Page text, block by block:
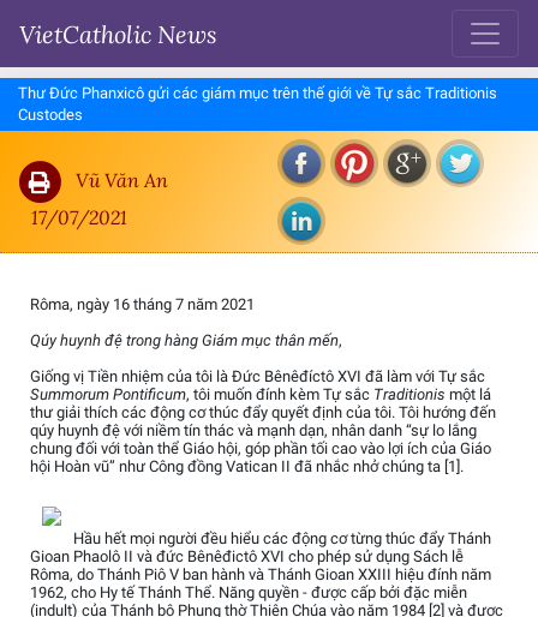
VietCatholic News
Thư Đức Phanxicô gửi các giám mục trên thế giới về Tự sắc Traditionis
Custodes
Vũ Văn An
17/07/2021
Rôma, ngày 16 tháng 7 năm 2021
Qúy huynh đệ trong hàng Giám mục thân mến,
Giống vị Tiền nhiệm của tôi là Đức Bênêđíctô XVI đã làm với Tự sắc
Summorum Pontificum, tôi muốn đính kèm Tự sắc Traditionis một lá
thư giải thích các động cơ thúc đẩy quyết định của tôi. Tôi hướng đến
qúy huynh đệ với niềm tín thác và mạnh dạn, nhân danh “sự lo lắng
chung đối với toàn thể Giáo hội, góp phần tối cao vào lợi ích của Giáo
hội Hoàn vũ” như Công đồng Vatican II đã nhắc nhở chúng ta [1].
Hầu hết mọi người đều hiểu các động cơ từng thúc đẩy Thánh
Gioan Phaolô II và đức Bênêđictô XVI cho phép sử dụng Sách lễ
Rôma, do Thánh Piô V ban hành và Thánh Gioan XXIII hiệu đính năm
1962, cho Hy tế Thánh Thể. Năng quyền - được cấp bởi đặc miễn
(indult) của Thánh bộ Phụng thờ Thiên Chúa vào năm 1984 [2] và được